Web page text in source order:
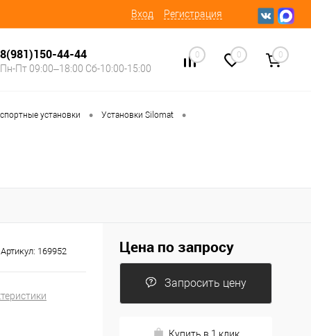
Вход Регистрация
8(981)150-44-44
Пн-Пт 09:00–18:00 Сб-10:00-15:00
0 0 0
установки • Установки Silomat •
Артикул: 169952 Цена по запросу
Запросить цену